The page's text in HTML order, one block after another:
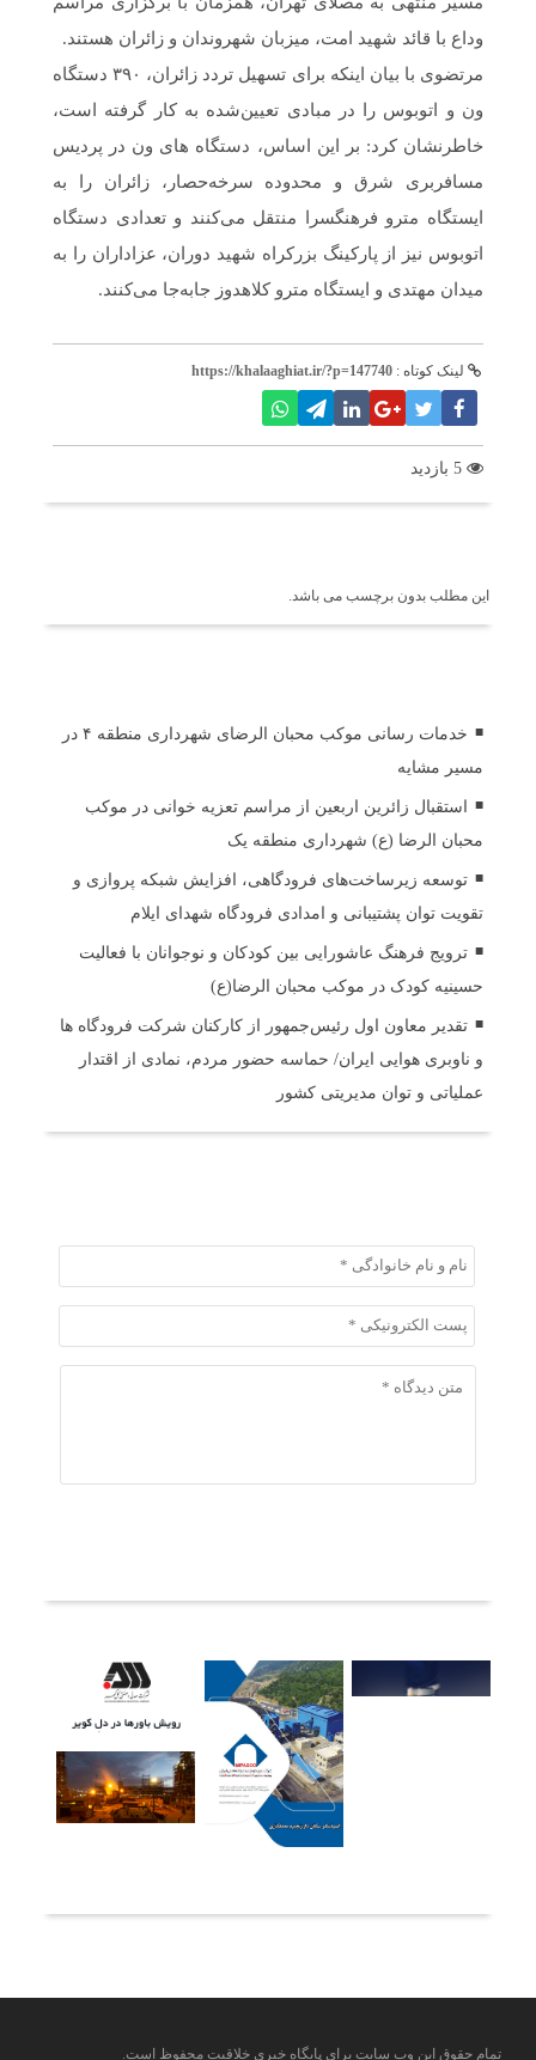
وداع با قائد شهید امت، میزبان شهروندان و زائران هستند.
مرتضوی با بیان اینکه برای تسهیل تردد زائران، ۳۹۰ دستگاه
ون و اتوبوس را در مبادی تعیین‌شده به کار گرفته است،
خاطرنشان کرد: بر این اساس، دستگاه های ون در پردیس
مسافربری شرق و محدوده سرخه‌حصار، زائران را به
ایستگاه مترو فرهنگسرا منتقل می‌کنند و تعدادی دستگاه
اتوبوس نیز از پارکینگ بزرکراه شهید دوران، عزاداران را به
میدان مهتدی و ایستگاه مترو کلاهدوز جابه‌جا می‌کنند.
لینک کوتاه : https://khalaaghiat.ir/?p=147740
این مطلب بدون برچسب می باشد.
خدمات رسانی موکب محبان الرضای شهرداری منطقه ۴ در
مسیر مشایه
استقبال زائرین اربعین از مراسم تعزیه خوانی در موکب
محبان الرضا (ع) شهرداری منطقه یک
توسعه زیرساخت‌های فرودگاهی، افزایش شبکه پروازی و
تقویت توان پشتیبانی و امدادی فرودگاه شهدای ایلام
ترویج فرهنگ عاشورایی بین کودکان و نوجوانان با فعالیت
حسینیه کودک در موکب محبان الرضا(ع)
تقدیر معاون اول رئیس‌جمهور از کارکنان شرکت فرودگاه ها
و ناوبری هوایی ایران/ حماسه حضور مردم، نمادی از اقتدار
عملیاتی و توان مدیریتی کشور
تمام حقوق این وب سایت برای پایگاه خبری خلاقیت محفوظ است.